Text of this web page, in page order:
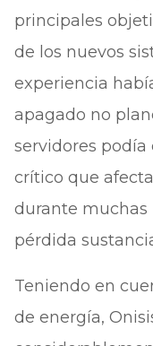
principales
de los nuevos
experiencia
apagado no
servidores
crítico que
durante muchas
pérdida
Teniendo en
de energía,